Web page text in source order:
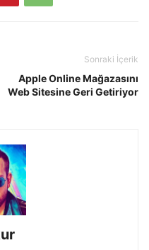
Sonraki İçerik
Apple Online Mağazasını
Web Sitesine Geri Getiriyor